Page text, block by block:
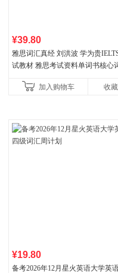
¥39.80
雅思词汇真经 刘洪波 学为贵
试教材 雅思考试资料单词书核心
加入购物车
收藏
¥19.80
备考2026年12月星火英语大学英